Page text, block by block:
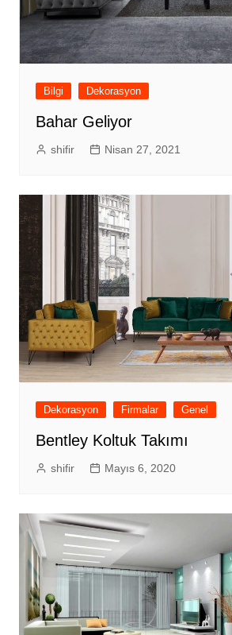
Bilgi Dekorasyon
Bahar Geliyor
shifir Nisan 27, 2021
Dekorasyon Firmalar Genel
Bentley Koltuk Takımı
shifir Mayıs 6, 2020